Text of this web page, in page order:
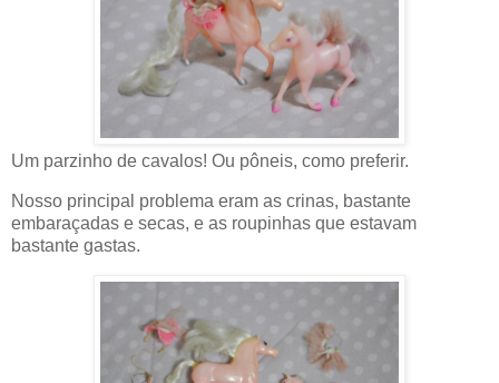
Um parzinho de cavalos! Ou pôneis, como preferir.
Nosso principal problema eram as crinas, bastante
embaraçadas e secas, e as roupinhas que estavam
bastante gastas.